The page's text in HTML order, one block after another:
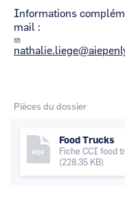
Informations
mail :
Pièces du dossier
Food Trucks
Fiche CCI food
(228.35 KB)